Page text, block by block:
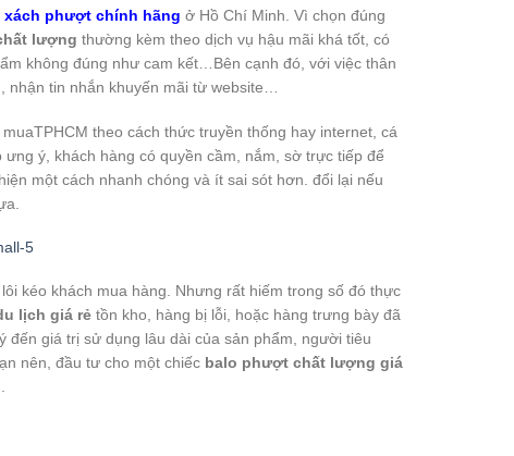
xách phượt chính hãng ở Hồ Chí Minh. Vì chọn đúng
lượng thường kèm theo dịch vụ hậu mãi khá tốt, có
không đúng như cam kết…Bên cạnh đó, với việc thân
nhận tin nhắn khuyến mãi từ website…
muaTPHCM theo cách thức truyền thống hay internet, cá
ưng ý, khách hàng có quyền cầm, nắm, sờ trực tiếp để
một cách nhanh chóng và ít sai sót hơn. đổi lại nếu
kéo khách mua hàng. Nhưng rất hiếm trong số đó thực
lịch giá rẻ tồn kho, hàng bị lỗi, hoặc hàng trưng bày đã
giá trị sử dụng lâu dài của sản phẩm, người tiêu
nên, đầu tư cho một chiếc balo phượt chất lượng giá